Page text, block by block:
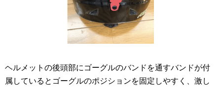
ヘルメットの後頭部にゴーグルのバンドを通すバンドが付
属しているとゴーグルのポジションを固定しやすく、激し